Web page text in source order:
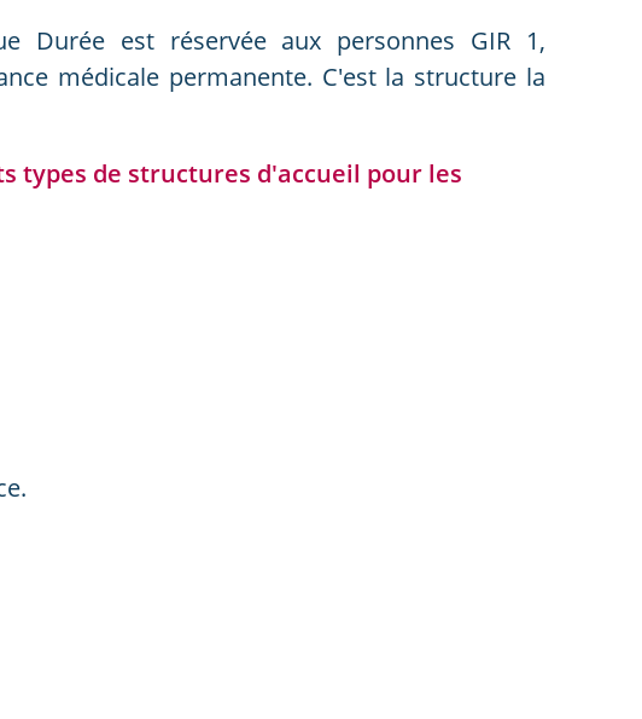
Durée est réservée aux personnes GIR 1,
médicale permanente. C'est la structure la
types de structures d'accueil pour les